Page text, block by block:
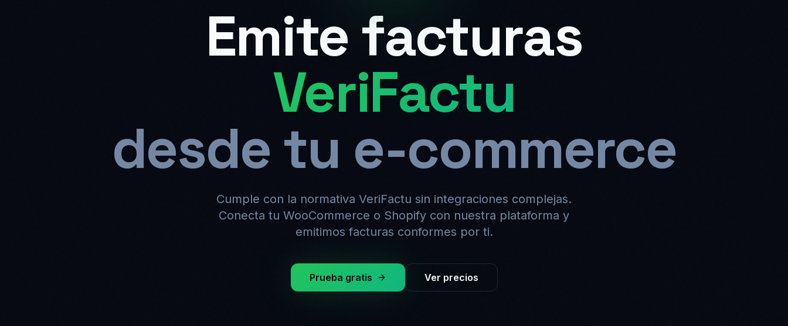
Emite facturas
VeriFactu
desde tu e-commerce
Cumple con la normativa VeriFactu sin integraciones complejas.
Conecta tu WooCommerce o Shopify con nuestra plataforma y
emitimos facturas conformes por ti.
Prueba gratis Ver precios